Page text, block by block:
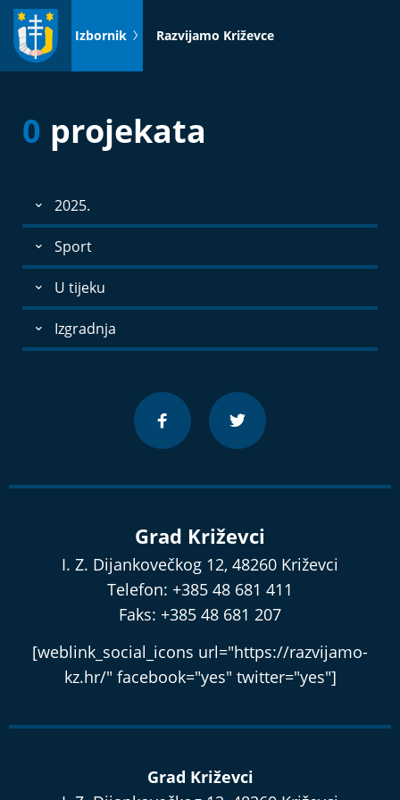
Idi
sadržaj
Izbornik Razvijamo Križevce
0 projekata
2025.
Sport
U tijeku
Izgradnja
Grad Križevci
I. Z. Dijankovečkog 12, 48260 Križevci
Telefon: +385 48 681 411
Faks: +385 48 681 207
[weblink_social_icons url="https://razvijamo-
kz.hr/" facebook="yes" twitter="yes"]
Grad Križevci